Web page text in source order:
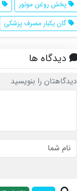
پخش روغن موتور
گان یکبار مصرف پزشکی
دیدگاه ها
دیدگاهتان را بنویسید